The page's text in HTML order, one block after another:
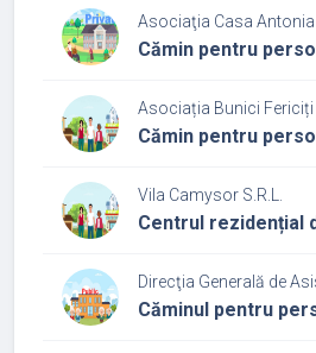
Asociaţia Casa Antonia
Cămin pentru
Asociația Bunici Fericiți
Cămin pentru
Vila Camysor S.R.L.
Centrul rezidențial
Direcţia Generală de
Căminul pentru